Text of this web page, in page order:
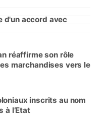
d'un accord avec
réaffirme son rôle
marchandises vers le
inscrits au nom
à l’Etat